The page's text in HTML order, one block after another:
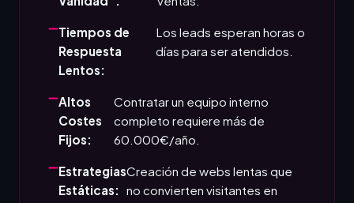
Tiempos de
Respuesta
Lentos:
Los leads esperan horas o
días para ser atendidos.
Altos
Costes
Fijos:
Contratar un equipo interno
completo requiere más de
60.000€/año.
Estrategias
Estáticas:
Creación de webs lentas que
no convierten visitantes en